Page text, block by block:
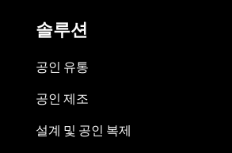
솔루션
공인 유통
공인 제조
설계 및 공인 복제